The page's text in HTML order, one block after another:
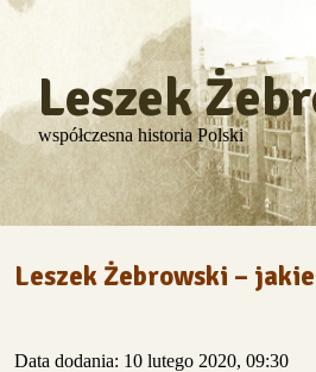
Leszek
współczesna historia Polski
Leszek Żebrowski –
Data dodania: 10 lutego 2020, 09:30